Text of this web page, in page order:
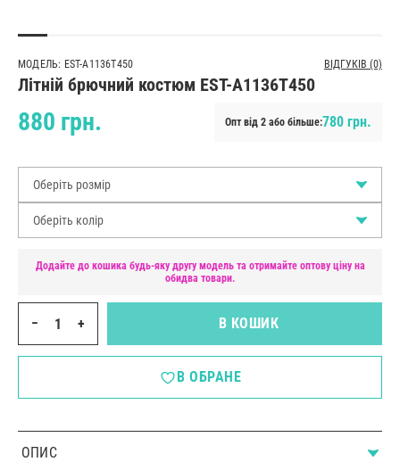
МОДЕЛЬ: EST-A1136T450 ВІДГУКІВ (0)
Літній брючний костюм EST-A1136T450
880 грн. Опт від 2 або більше:780 грн.
Оберіть розмір
Оберіть колір
Додайте до кошика будь-яку другу модель та отримайте оптову ціну на
обидва товари.
− + В КОШИК
В ОБРАНЕ
ОПИС